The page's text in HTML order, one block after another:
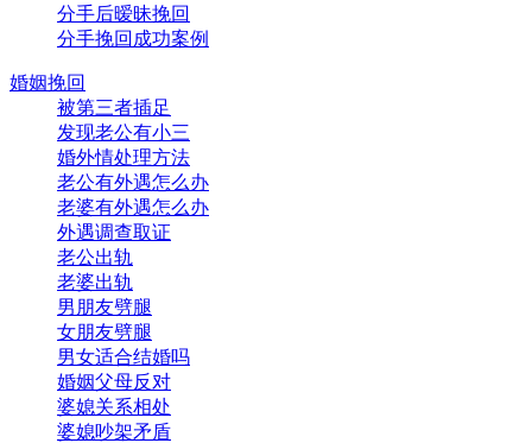
分手后暧昧挽回
分手挽回成功案例
婚姻挽回
被第三者插足
发现老公有小三
婚外情处理方法
老公有外遇怎么办
老婆有外遇怎么办
外遇调查取证
老公出轨
老婆出轨
男朋友劈腿
女朋友劈腿
男女适合结婚吗
婚姻父母反对
婆媳关系相处
婆媳吵架矛盾